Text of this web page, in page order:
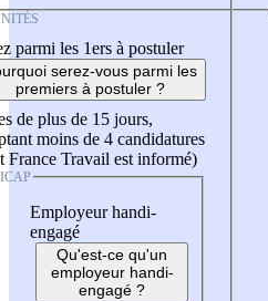
parmi les 1ers à postuler
serez-vous parmi les
premiers à postuler ?
de plus de 15 jours,
moins de 4 candidatures
France Travail est informé)
Employeur handi-
engagé
Qu'est-ce qu'un
employeur handi-
engagé ?